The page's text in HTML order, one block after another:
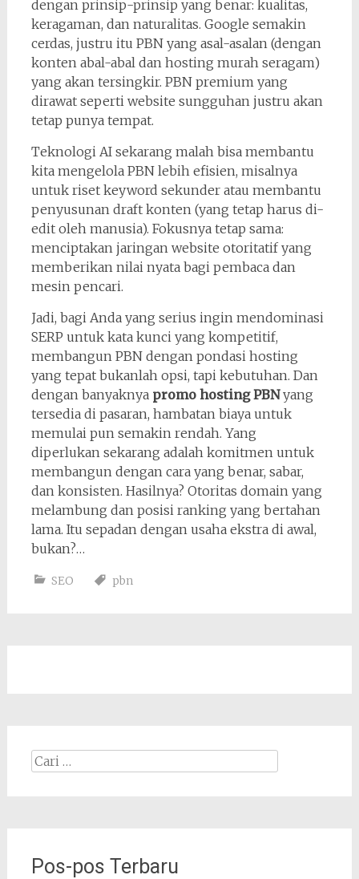
dengan prinsip-prinsip yang benar: kualitas,
keragaman, dan naturalitas. Google semakin
cerdas, justru itu PBN yang asal-asalan (dengan
konten abal-abal dan hosting murah seragam)
yang akan tersingkir. PBN premium yang
dirawat seperti website sungguhan justru akan
tetap punya tempat.
Teknologi AI sekarang malah bisa membantu
kita mengelola PBN lebih efisien, misalnya
untuk riset keyword sekunder atau membantu
penyusunan draft konten (yang tetap harus di-
edit oleh manusia). Fokusnya tetap sama:
menciptakan jaringan website otoritatif yang
memberikan nilai nyata bagi pembaca dan
mesin pencari.
Jadi, bagi Anda yang serius ingin mendominasi
SERP untuk kata kunci yang kompetitif,
membangun PBN dengan pondasi hosting
yang tepat bukanlah opsi, tapi kebutuhan. Dan
dengan banyaknya promo hosting PBNyang
tersedia di pasaran, hambatan biaya untuk
memulai pun semakin rendah. Yang
diperlukan sekarang adalah komitmen untuk
membangun dengan cara yang benar, sabar,
dan konsisten. Hasilnya? Otoritas domain yang
melambung dan posisi ranking yang bertahan
lama. Itu sepadan dengan usaha ekstra di awal,
bukan?…
SEO pbn
Cari
Pos-pos Terbaru